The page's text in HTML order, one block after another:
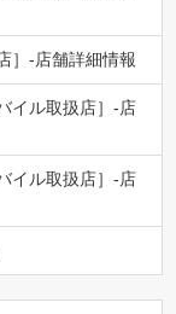
］-店舗詳細情報
イル取扱店］-店
イル取扱店］-店